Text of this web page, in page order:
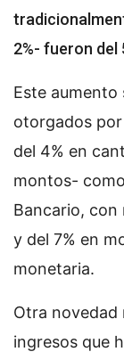
2%- fueron del
Este
otorgados
del 4% en
montos-
Bancario, con
y del 7% en
monetaria.
Otra novedad
ingresos que